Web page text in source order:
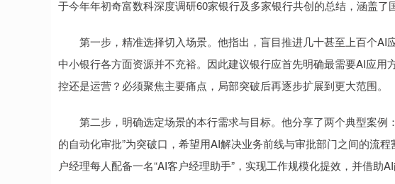
于今年年初奇富数科深度调研60家银行及多家银行共创的总结，涵盖了
第一步，精准选择切入场景。他指出，盲目推进几十甚至上百个AI
中小银行各方面资源并不充裕。因此建议银行应首先明确最需要AI应
控还是运营？必须聚焦主要痛点，局部突破后再逐步扩展到更大范围。
第二步，明确选定场景的本行需求与目标。他分享了两个典型案例
的自动化审批”为突破口，希望用AI解决业务前线与审批部门之间的流
户经理每人配备一名“AI客户经理助手”，实现工作规模化提效，并借助AI